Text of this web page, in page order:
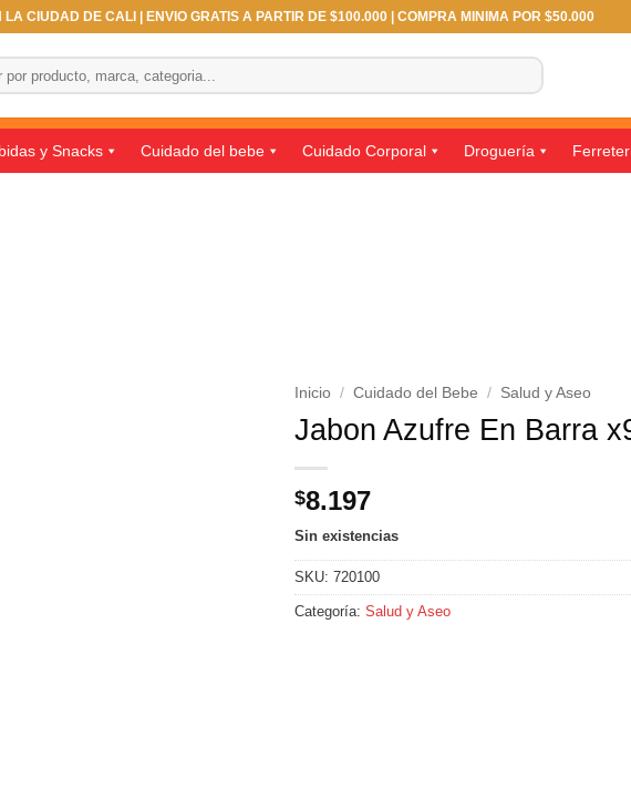
LA CIUDAD DE CALI | ENVIO GRATIS A PARTIR DE $100.000 | COMPRA MINIMA POR $50.000
y Snacks Cuidado del bebe Cuidado Corporal Droguería
Inicio / Cuidado del Bebe / Salud y Aseo
Jabon Azufre En Barra
$8.197
Sin existencias
SKU:720100
Categoría:Salud y Aseo